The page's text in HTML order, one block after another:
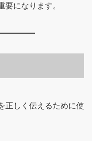
になります。
正しく伝えるために使